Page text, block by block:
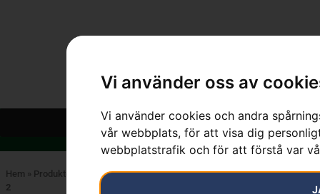
Vi använder oss av
Vi använder cookies och andra
vår webbplats, för att visa dig
webbplatstrafik och för att förstå var
Hem » Produkter HUSQVARNA»Skärutrustning»Motorsågskedjor»Sida
2